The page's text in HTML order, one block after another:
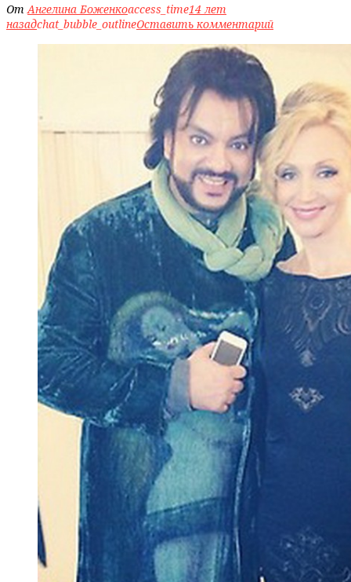
ОтАнгелина Боженкоaccess_time14 лет
назадchat_bubble_outlineОставить комментарий